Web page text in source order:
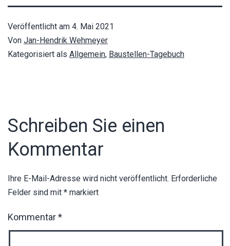
Veröffentlicht am 4. Mai 2021
Von Jan-Hendrik Wehmeyer
Kategorisiert als Allgemein, Baustellen-Tagebuch
Schreiben Sie einen
Kommentar
Ihre E-Mail-Adresse wird nicht veröffentlicht. Erforderliche
Felder sind mit * markiert
Kommentar*